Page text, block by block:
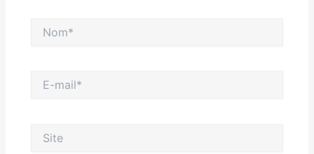
mail*